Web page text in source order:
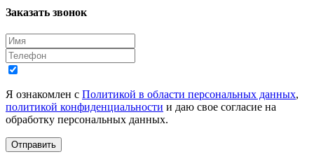
Заказать звонок
Я ознакомлен с Политикой в области персональных данных,
политикой конфиденциальности и даю свое согласие на
обработку персональных данных.
Отправить